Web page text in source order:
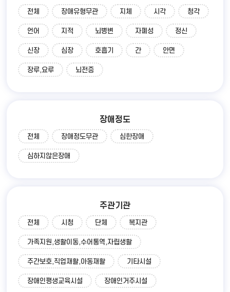
전체 장애유형무관 지체 시각 청각
언어 지적 뇌병변 자폐성 정신
신장 심장 호흡기 간 안면
장루,요루 뇌전증
장애정도
전체 장애정도무관 심한장애
심하지않은장애
주관기관
전체 시청 단체 복지관
가족지원,생활이동,수어통역,자립생활
주간보호,직업재활,아동재활 기타시설
장애인평생교육시설 장애인거주시설